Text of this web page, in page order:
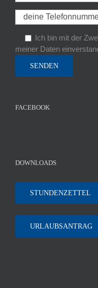
Ich bin mit der
meiner Daten
FACEBOOK
DOWNLOADS
STUNDENZETTEL
URLAUBSANTRAG